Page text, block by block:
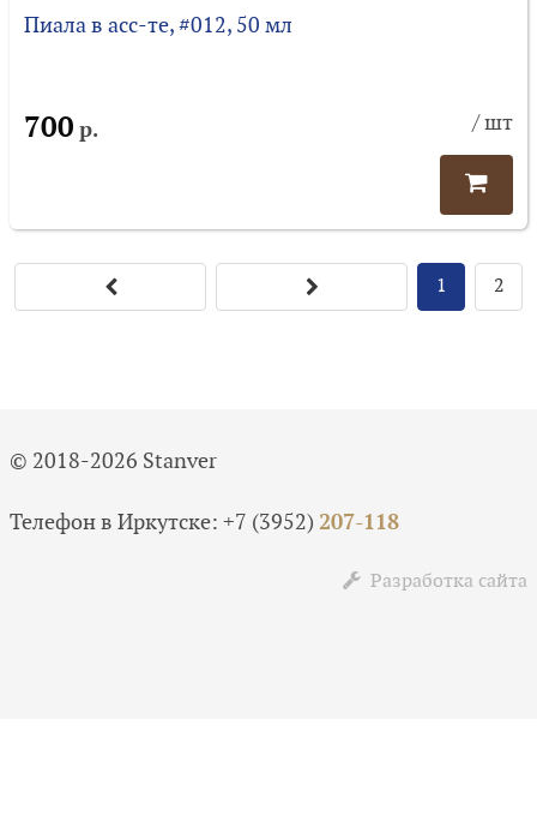
Пиала в асс-те, #012, 50 мл
700 р. / шт
1 2
© 2018-2026 Stanver
Телефон в Иркутске: +7 (3952) 207-118
Разработка сайта